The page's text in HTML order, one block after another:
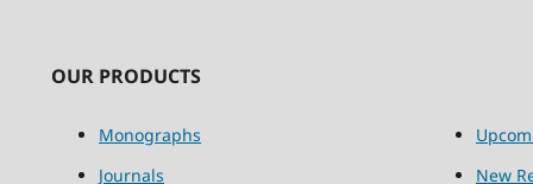
OUR PRODUCTS
Monographs
Journals
New